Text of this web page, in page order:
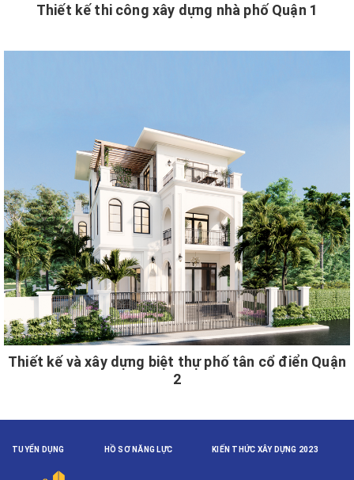
Thiết kế thi công xây dựng nhà phố Quận 1
Thiết kế và xây dựng biệt thự phố tân cổ điển Quận
2
TUYỂN DỤNG HỒ SƠ NĂNG LỰC KIẾN THỨC XÂY DỰNG 2023